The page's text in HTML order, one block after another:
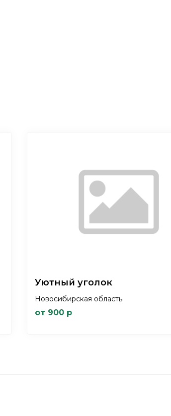
Уютный уголок
Новосибирская область
от 900 р